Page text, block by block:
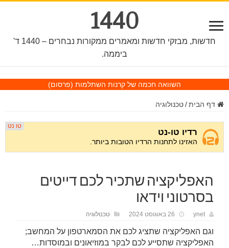
1440
חדשות, מבזקי חדשות ומאמרים ממקורות נבחרים – 1440 ד'
ביממה.
השוואה חכמה של קרנות השתלמות (פרסום)
דף הבית / טכנולוגיה
האפליקציה שתכיר לכם דייטים
בסרטוני וידאו
ynet 26 באוגוסט 2024 טכנולוגיה
וגם האפליקציה שתציג לכם את הסמארטפון על המחשב;
האפליקציה שתסייע לכם לבקר במוזיאונים ובמוסדות…